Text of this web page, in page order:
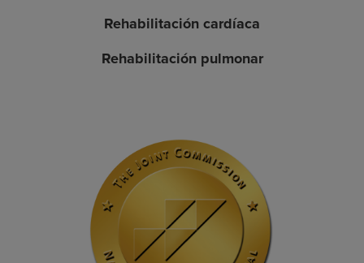
Rehabilitación cardíaca
Rehabilitación pulmonar